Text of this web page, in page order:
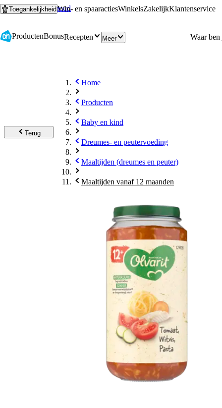
Ga naar hoofdinhoud
Ga naar zoeken
ToegankelijkheidWin- en spaaractiesWinkelsZakelijkKlantenservice
ProductenBonusRecepten Meer
Terug
Home
Producten
Baby en kind
Dreumes- en peutervoeding
Maaltijden (dreumes en peuter)
Maaltijden vanaf 12 maanden